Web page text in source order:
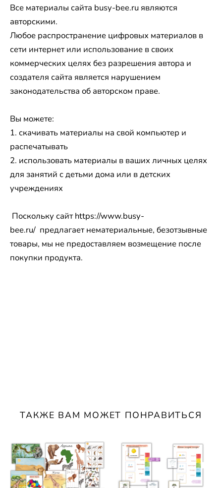
Все материалы сайта busy-bee.ru являются
авторскими.
Любое распространение цифровых материалов в
сети интернет или использование в своих
коммерческих целях без разрешения автора и
создателя сайта является нарушением
законодательства об авторском праве.
Вы можете:
1. скачивать материалы на свой компьютер и
распечатывать
2. использовать материалы в ваших личных целях
для занятий с детьми дома или в детских
учреждениях
Поскольку сайт https://www.busy-
bee.ru/ предлагает нематериальные, безотзывные
товары, мы не предоставляем возмещение после
покупки продукта.
ТАКЖЕ ВАМ МОЖЕТ ПОНРАВИТЬСЯ